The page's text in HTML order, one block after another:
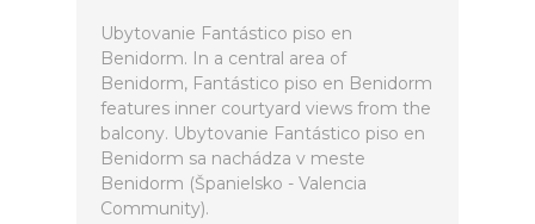
Ubytovanie Fantástico piso en
Benidorm. In a central area of
Benidorm, Fantástico piso en Benidorm
features inner courtyard views from the
balcony. Ubytovanie Fantástico piso en
Benidorm sa nachádza v meste
Benidorm (Španielsko - Valencia
Community).